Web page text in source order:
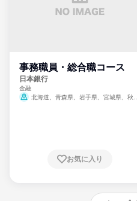
事務職員・総合職コース
日本銀行
金融
北海道、青森県、岩手県、宮城県、秋田
崎県、熊本県、大分県、宮崎県、鹿児島県、
お気に入り